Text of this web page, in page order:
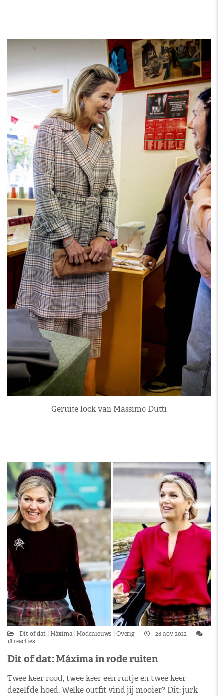
Geruite look van Massimo Dutti
Dit of dat Máxima Modenieuws Overig
28 nov 2022
18 reacties
Dit of dat: Máxima in rode ruiten
Twee keer rood, twee keer een ruitje en twee keer
dezelfde hoed. Welke outfit vind jij mooier? Dit: jurk